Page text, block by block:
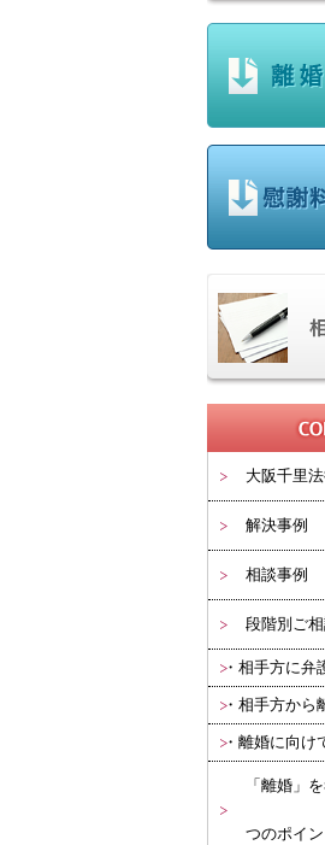
大阪千里
解決事例
相談事例
段階別ご
相手方に弁
相手方から
離婚に向け
「離婚」
つのポイン